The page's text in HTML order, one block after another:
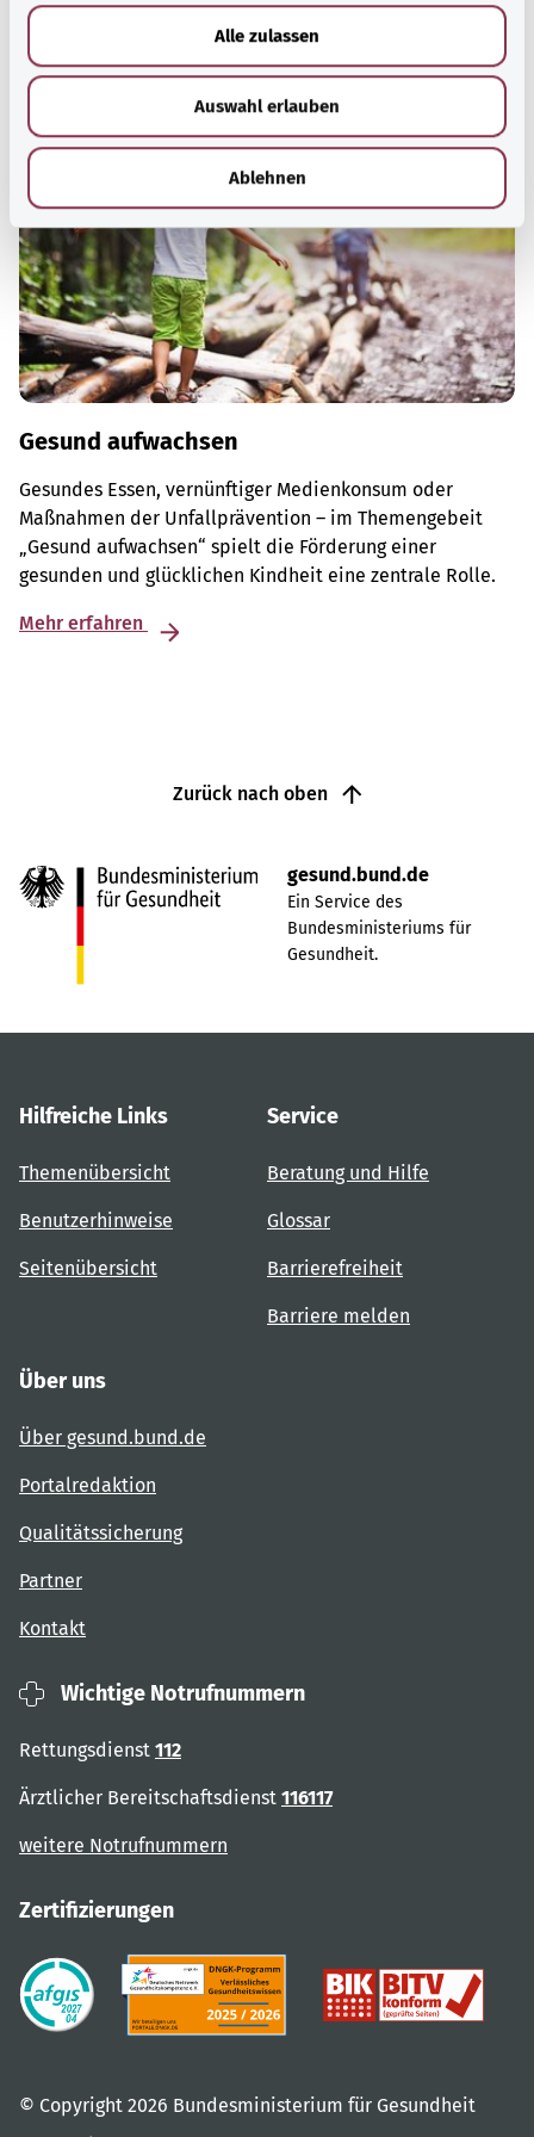
Alle zulassen
Auswahl erlauben
Ablehnen
Ruhe zu kommen.
Mehr erfahren
Gesund aufwachsen
Gesundes Essen, vernünftiger Medienkonsum oder
Maßnahmen der Unfallprävention – im Themengebeit
„Gesund aufwachsen“ spielt die Förderung einer
gesunden und glücklichen Kindheit eine zentrale Rolle.
Mehr erfahren
Zurück nach oben
gesund.bund.de
Ein Service des
Bundesministeriums für
Gesundheit.
Hilfreiche Links
Themenübersicht
Benutzerhinweise
Seitenübersicht
Service
Beratung und Hilfe
Glossar
Barrierefreiheit
Barriere melden
Über uns
Über gesund.bund.de
Portalredaktion
Qualitätssicherung
Partner
Kontakt
Wichtige Notrufnummern
Rettungsdienst 112
Ärztlicher Bereitschaftsdienst 116117
weitere Notrufnummern
Zertifizierungen
© Copyright 2026 Bundesministerium für Gesundheit